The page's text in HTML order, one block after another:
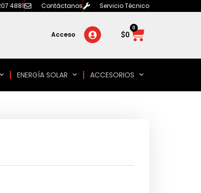
4881 Contáctanos Servicio Técnico
Acceso $0
0
Carrito
ENERGÍA SOLAR ACCESORIOS